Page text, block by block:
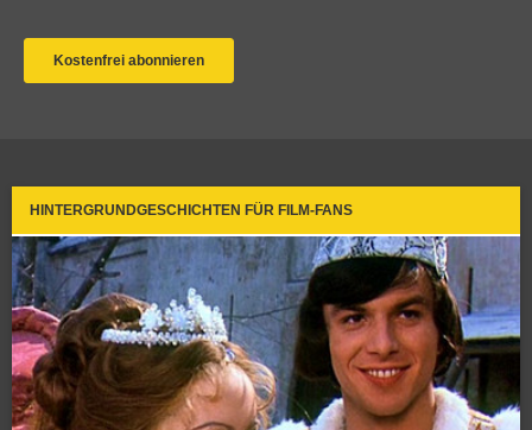
HINTERGRUNDGESCHICHTEN FÜR FILM-FANS